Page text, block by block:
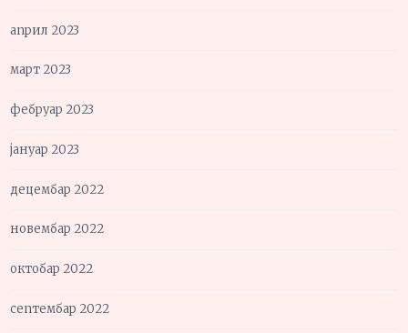
април 2023
март 2023
фебруар 2023
јануар 2023
децембар 2022
новембар 2022
октобар 2022
септембар 2022